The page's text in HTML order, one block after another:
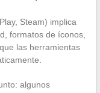
Steam) implica
formatos de íconos,
las herramientas
algunos